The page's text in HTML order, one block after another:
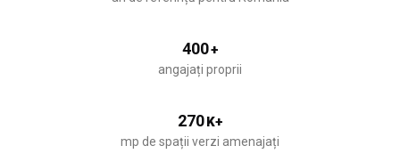
400+
angajați proprii
270K+
mp de spații verzi amenajați